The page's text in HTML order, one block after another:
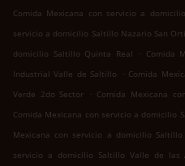
Comida Mexicana con servicio a
servicio a domicilio Saltillo Nazario San
domicilio Saltillo Quinta Real
. Comida
Industrial Valle de Saltillo
. Comida
Verde 2do Sector
. Comida Mexicana
Comida Mexicana con servicio a domicilio
Mexicana con servicio a domicilio Saltillo
servicio a domicilio Saltillo Valle de las